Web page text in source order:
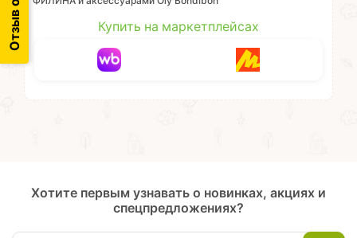
Купить на маркетплейсах
Хотите первым узнавать о новинках, акциях и
спецпредложениях?